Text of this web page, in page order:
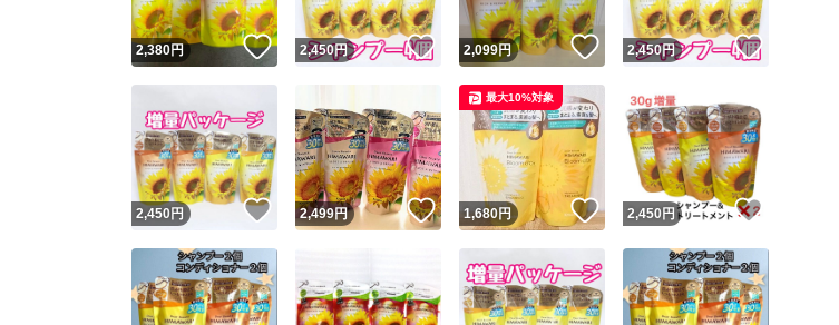
2,380円 いいね！
2,450円 いいね！
2,099円 いいね！
2,450円
2,450 円 いいね！
2,499円 いいね！
1,680円 いいね！
最大10%対象
2,450 円